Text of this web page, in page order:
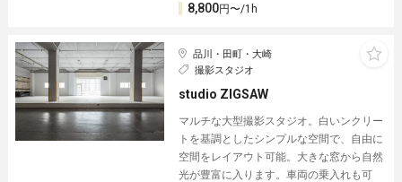
8,800円〜/1h
品川・田町・大崎
撮影スタジオ
studio ZIGSAW
マルチな大型撮影スタジオ。白いンクリー
トを基調としたシンプルな空間で、自由に
空間をレイアウト可能。大きな窓から自然
光が豊富に入ります。車両の乗入れも可